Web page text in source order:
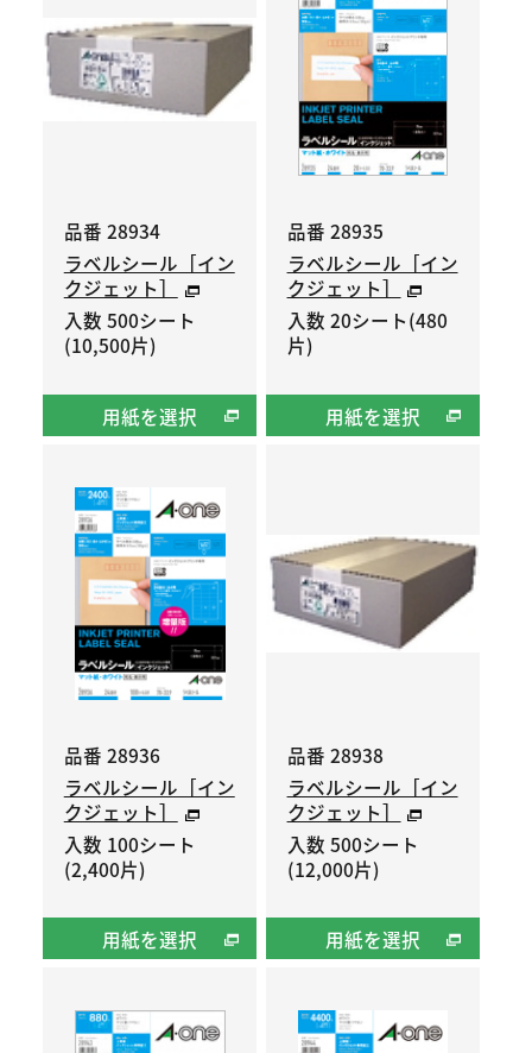
品番 28934
ラベルシール［イン
クジェット］
入数 500シート
(10,500片)
用紙を選択
品番 28935
ラベルシール［イン
クジェット］
入数 20シート(480
片)
用紙を選択
品番 28936
ラベルシール［イン
クジェット］
入数 100シート
(2,400片)
用紙を選択
品番 28938
ラベルシール［イン
クジェット］
入数 500シート
(12,000片)
用紙を選択